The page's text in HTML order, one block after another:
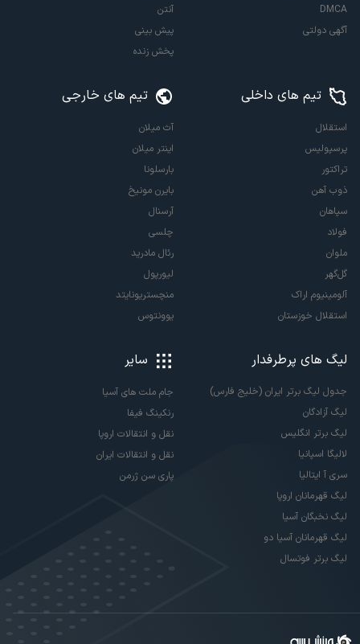
DMCA
آگهی دولتی
آنتن
پیش بینی
پخش زنده
تیم های داخلی
استقلال
پرسپولیس
تراکتور
ذوب آهن
سپاهان
فولاد
ملوان
گل‌گهر
آلومینیوم اراک
استقلال خوزستان
تیم های خارجی
آث میلان
اینتر میلان
بارسلونا
بایرن مونیخ
آرسنال
چلسی
رئال مادرید
لیورپول
منچستریونایتد
یوونتوس
لیگ های پرطرفدار
جدول لیگ برتر ایران (خلیج فارس)
لیگ آزادگان
لیگ برتر انگلیس
لالیگا اسپانیا
سری آ ایتالیا
لیگ قهرمانان اروپا
لیگ نخبگان آسیا
لیگ قهرمانان آسیا دو
لیگ برتر فوتسال
سایر
جام ملت های آسیا
رنکینگ فیفا
نقل و انتقالات اروپا
نقل و انتقالات ایران
پاری سن ژرمن